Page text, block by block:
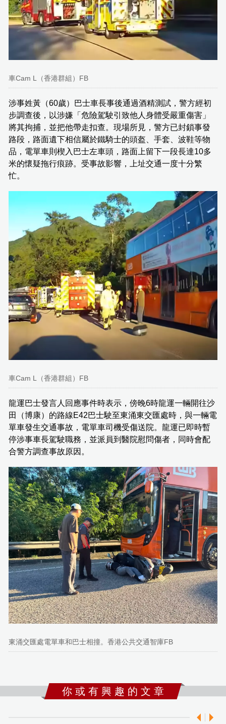
車Cam L（香港群組）FB
涉事姓黃（60歲）巴士車長事後通過酒精測試，警方經初
步調查後，以涉嫌「危險駕駛引致他人身體受嚴重傷害」
將其拘捕，並把他帶走扣查。現場所見，警方已封鎖事發
路段，路面遺下相信屬於鐵騎士的頭盔、手套、波鞋等物
品，電單車則楔入巴士左車頭，路面上留下一段長達10多
米的懷疑拖行痕跡。受事故影響，上址交通一度十分繁
忙。
車Cam L（香港群組）FB
龍運巴士發言人回應事件時表示，傍晚6時龍運一輛開往沙
田（博康）的路線E42巴士駛至東涌東交匯處時，與一輛電
單車發生交通事故，電單車司機受傷送院。龍運已即時暫
停涉事車長駕駛職務，並派員到醫院慰問傷者，同時會配
合警方調查事故原因。
東涌交匯處電單車和巴士相撞。香港公共交通智庫FB
你 或 有 興 趣 的 文 章